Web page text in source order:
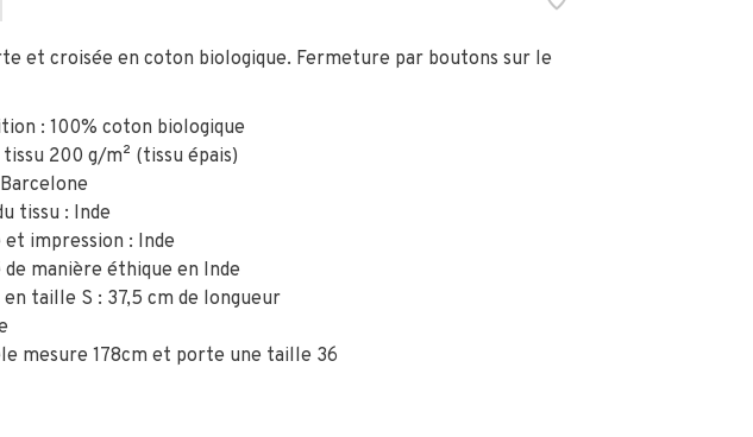
et croisée en coton biologique. Fermeture par boutons sur le
: 100% coton biologique
tissu 200 g/m² (tissu épais)
tissu : Inde
impression : Inde
de manière éthique en Inde
en taille S : 37,5 cm de longueur
mesure 178cm et porte une taille 36